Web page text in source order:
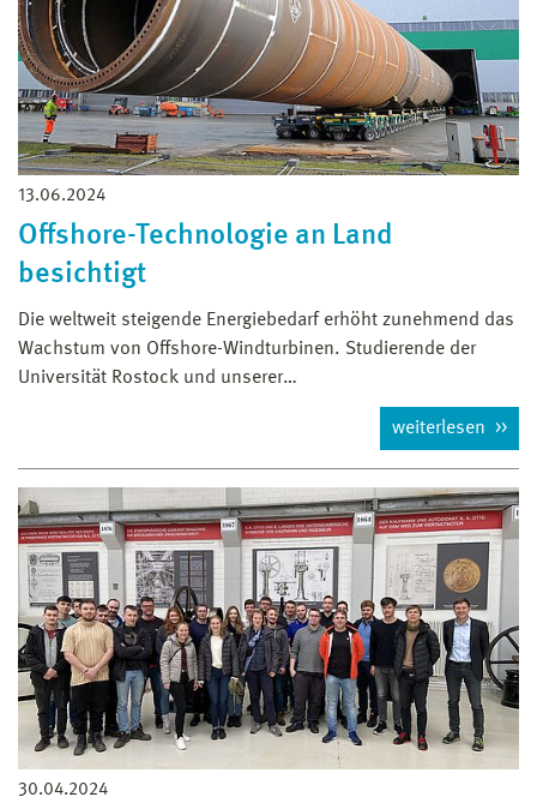
13.06.2024
Offshore-Technologie an Land
besichtigt
Die weltweit steigende Energiebedarf erhöht zunehmend das
Wachstum von Offshore-Windturbinen. Studierende der
Universität Rostock und unserer…
weiterlesen
30.04.2024